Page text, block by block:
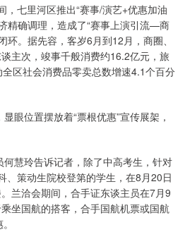
，七里河区推出“赛事/演艺+优惠加油
精确调理，造成了“赛事上演引流—商
。据先容，客岁6月到12月，商圈、
主次，竣事千般消费约16.2亿元，旅
区社会消费品零卖总数增速4.1个百分
眼位置摆放着“票根优惠”宣传展架，
慧玲告诉记者，除了中高考生，针对
、策动生院校登第的学生，在8月20日
兰洽会期间，合手证东谈主员在7月9
坐国航的搭客，合手国航机票或国航